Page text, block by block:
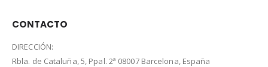
CONTACTO
DIRECCIÓN:
Rbla. de Cataluña, 5, Ppal. 2ª 08007 Barcelona, España